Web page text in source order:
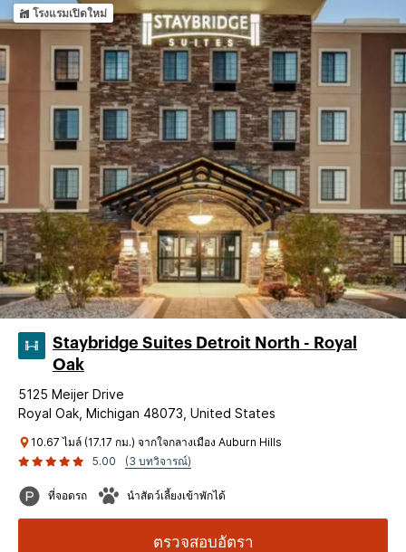
โรงแรมเปิดใหม่
Staybridge Suites Detroit North - Royal
Oak
5125 Meijer Drive
Royal Oak, Michigan 48073, United States
10.67 ไมล์ (17.17 กม.) จากใจกลางเมือง Auburn Hills
5.00
(3 บทวิจารณ์)
ที่จอดรถ นำสัตว์เลี้ยงเข้าพักได้
ตรวจสอบอัตรา